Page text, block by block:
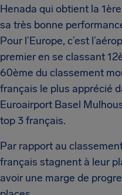
Henada qui obtient la
sa très bonne
Pour l’Europe, c’est
premier en se classant
60ème du classement
français le plus apprécié
Euroairport Basel
top 3 français.
Par rapport au
français stagnent à leur
avoir une marge de